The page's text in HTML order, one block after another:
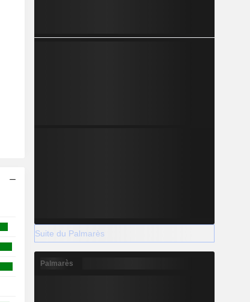
Suite du Palmarès
Palmarès